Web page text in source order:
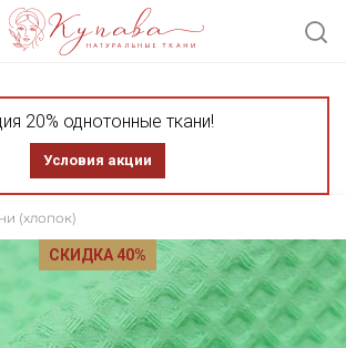
20% однотонные ткани!
Условия акции
(хлопок)
СКИДКА 40%